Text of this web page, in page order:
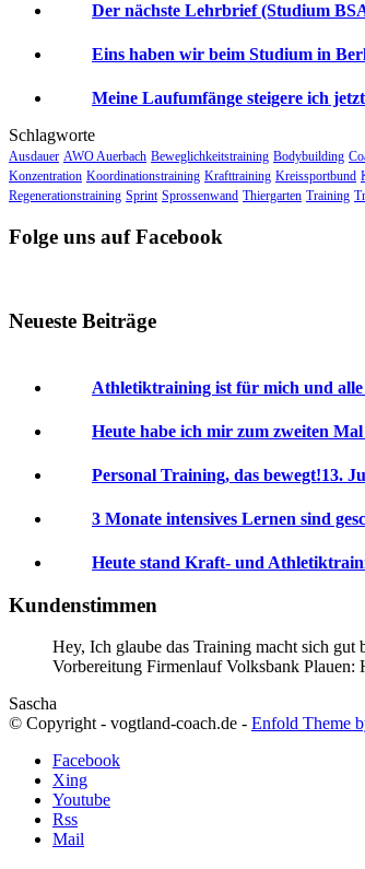
Der nächste Lehrbrief (Studium
Eins haben wir beim Studium in
Meine Laufumfänge steigere ich
Schlagworte
Ausdauer AWO Auerbach Beweglichkeitstraining Bodybuilding
Konzentration Koordinationstraining Krafttraining Kreissportbund
Regenerationstraining Sprint Sprossenwand Thiergarten Training
Folge uns auf Facebook
Neueste Beiträge
Athletiktraining ist für mich und
Heute habe ich mir zum zweiten
Personal Training, das bewegt!13.
3 Monate intensives Lernen sind
Heute stand Kraft- und
Kundenstimmen
Hey, Ich glaube das Training macht sich gut
Vorbereitung Firmenlauf Volksbank Plauen:
Sascha
© Copyright - vogtland-coach.de - Enfold Theme
Facebook
Xing
Youtube
Rss
Mail